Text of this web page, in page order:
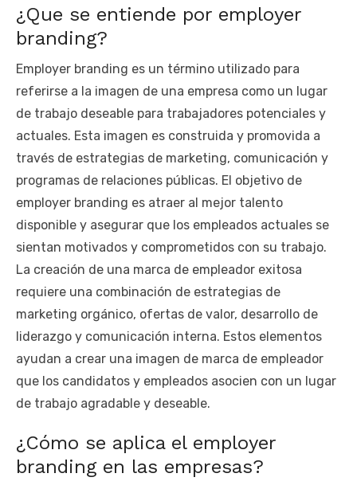
¿Que se entiende por employer
branding?
Employer branding es un término utilizado para
referirse a la imagen de una empresa como un lugar
de trabajo deseable para trabajadores potenciales y
actuales. Esta imagen es construida y promovida a
través de estrategias de marketing, comunicación y
programas de relaciones públicas. El objetivo de
employer branding es atraer al mejor talento
disponible y asegurar que los empleados actuales se
sientan motivados y comprometidos con su trabajo.
La creación de una marca de empleador exitosa
requiere una combinación de estrategias de
marketing orgánico, ofertas de valor, desarrollo de
liderazgo y comunicación interna. Estos elementos
ayudan a crear una imagen de marca de empleador
que los candidatos y empleados asocien con un lugar
de trabajo agradable y deseable.
¿Cómo se aplica el employer
branding en las empresas?